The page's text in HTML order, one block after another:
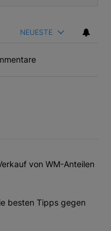
NEUESTE
kommentierten
Pläne für den
von WM-Anteilen
in der Schweiz: Die
besten Tipps gegen